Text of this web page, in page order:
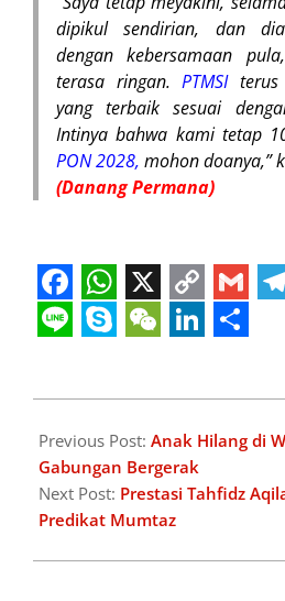
dipikul sendirian, dan
dengan kebersamaan
terasa ringan.PTMSIterus
yang terbaik sesuai
Intinya bahwa kami tetap
PON 2028, mohon doanya,”
(Danang Permana)
Facebook
WhatsApp
X Copy
Link
Gmail
06-
06
Previous Post: Anak Hilang di
Gabungan Bergerak
Next Post: Prestasi Tahfidz
Predikat Mumtaz